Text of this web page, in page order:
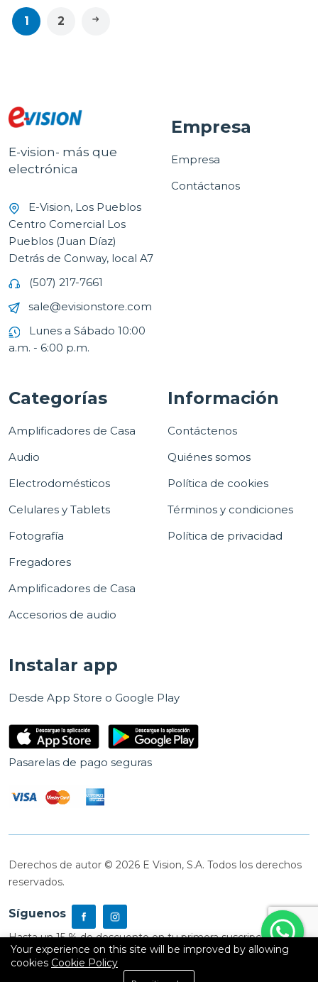
1 2
E-vision- más que
electrónica
E-Vision, Los Pueblos
Centro Comercial Los
Pueblos (Juan Díaz)
Detrás de Conway, local A7
(507) 217-7661
sale@evisionstore.com
Lunes a Sábado 10:00
a.m. - 6:00 p.m.
Empresa
Empresa
Contáctanos
Categorías
Amplificadores de Casa
Audio
Electrodomésticos
Celulares y Tablets
Fotografía
Fregadores
Amplificadores de Casa
Accesorios de audio
Información
Contáctenos
Quiénes somos
Política de cookies
Términos y condiciones
Política de privacidad
Instalar app
Desde App Store o Google Play
Pasarelas de pago seguras
Derechos de autor © 2026 E Vision, S.A. Todos los derechos
reservados.
Síguenos
Hasta un 15 % de descuento en tu primera suscripción
Your experience on this site will be improved by allowing
cookies Cookie Policy